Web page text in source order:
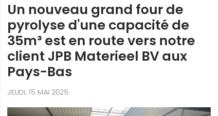
Un nouveau grand four de
pyrolyse d'une capacité de
35m³ est en route vers notre
client JPB Materieel BV aux
Pays-Bas
JEUDI, 15 MAI 2025